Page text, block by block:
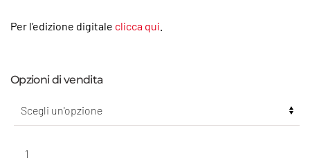
Per l’edizione digitale clicca qui
Opzioni di vendita
Feel